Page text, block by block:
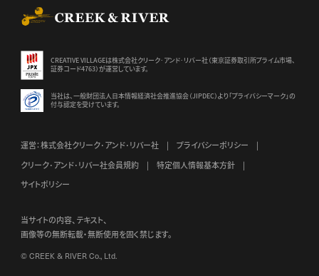
CREATIVE VILLAGEは株式会社クリーク･アンド･リバー社（東京証券取引所プライム市場、
証券コード4763）が運営しています。
当社は、一般財団法人日本情報経済社会推進協会（JIPDEC）より 「プライバシーマーク」の
付与認定を受けています。
運営：株式会社クリーク･アンド･リバー社
プライバシーポリシー
クリーク･アンド･リバー社会員規約
特定個人情報基本方針
サイトポリシー
当サイトの内容、テキスト、
画像等の無断転載・無断使用を固く禁じます。
© CREEK & RIVER Co., Ltd.